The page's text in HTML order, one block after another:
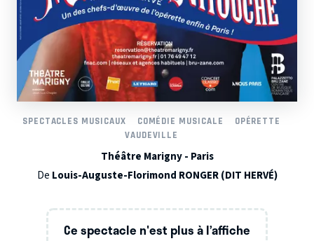
SPECTACLES MUSICAUX COMÉDIE MUSICALE
OPÉRETTE
VAUDEVILLE
Théâtre Marigny - Paris
De Louis-Auguste-Florimond RONGER (DIT HERVÉ)
Ce spectacle n'est plus à l’affiche